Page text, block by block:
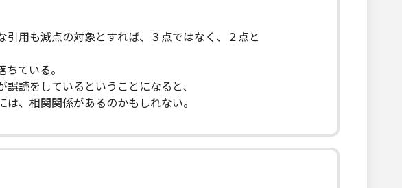
引用も減点の対象とすれば、３点ではなく、２点と
ちている。
読をしているということになると、
は、相関関係があるのかもしれない。